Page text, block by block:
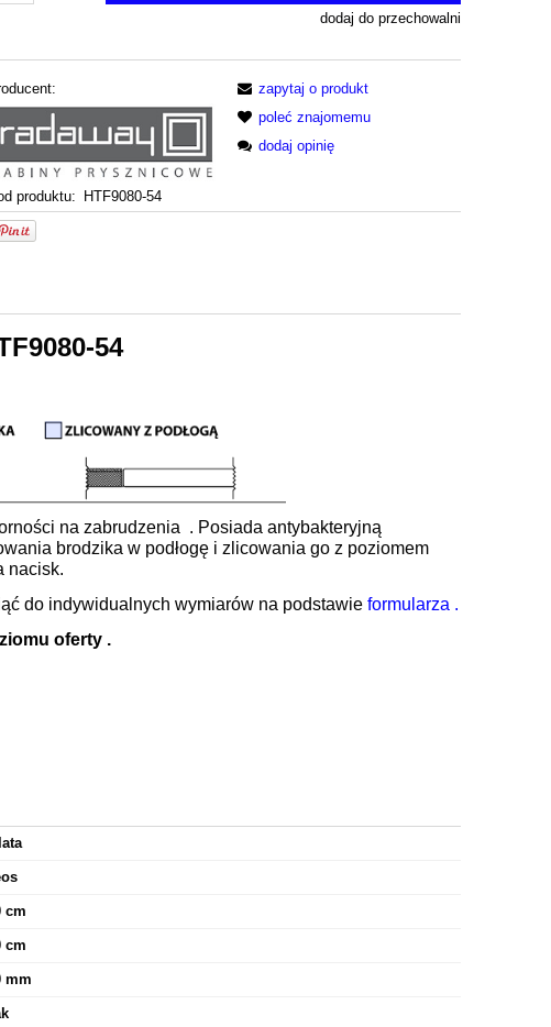
dodaj do przechowalni
produktu: HTF9080-54
zapytaj o produkt
poleć znajomemu
dodaj opinię
54
na zabrudzenia . Posiada antybakteryjną
brodzika w podłogę i zlicowania go z poziomem
nacisk.
do indywidualnych wymiarów na podstawie formularza .
oferty .
cm
cm
mm